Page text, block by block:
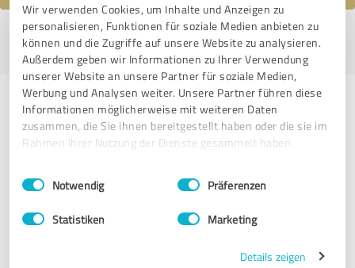
Wir verwenden Cookies, um Inhalte und Anzeigen zu
personalisieren, Funktionen für soziale Medien anbieten zu
können und die Zugriffe auf unsere Website zu analysieren.
Außerdem geben wir Informationen zu Ihrer Verwendung
unserer Website an unsere Partner für soziale Medien,
Werbung und Analysen weiter. Unsere Partner führen diese
Informationen möglicherweise mit weiteren Daten
zusammen, die Sie ihnen bereitgestellt haben oder die sie im
Rahmen Ihrer Nutzung der Dienste gesammelt haben.
Impressum Datenschutzbestimmungen
Einwilligungsauswahl
Notwendig Präferenzen
Statistiken Marketing
Details zeigen
Profil aktiv seit 07.02.2023 | Letzte Aktualisierung: 07.02.2023
melden
Erfahrungen zu weiteren
Anbietern aus dem Bereich
Produktion
Gessler & Bolch Insektenschutz AG